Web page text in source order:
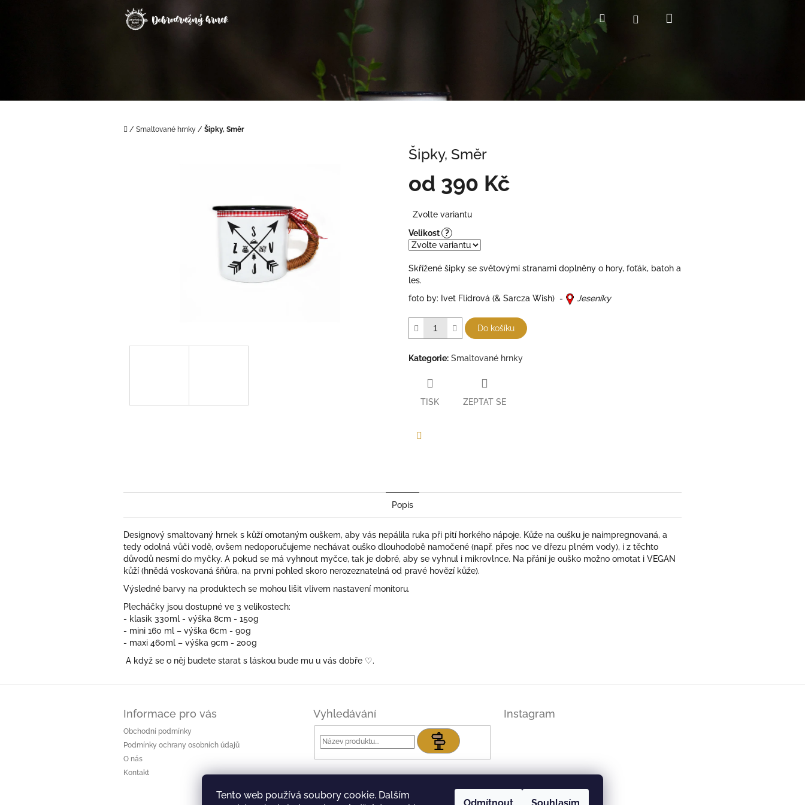
Tento web používá soubory cookie. Dalším
HledatPřihlášení
Domů
/ Smaltované hrnky / Šipky, Směr
Šipky, Směr
od 390 Kč
cena:
Zvolte variantu
Velikost ?
Skřížené šipky se světovými stranami doplněny o hory, foťák, batoh a
les.
foto by: Ivet Flídrová (& Sarcza Wish) -
Jeseníky
Do košíku
Kategorie: Smaltované hrnky
TISK ZEPTAT SE
Popis
Designový smaltovaný hrnek s kůží omotaným ouškem, aby vás nepálila ruka při pití horkého nápoje. Kůže na oušku je naimpregnovaná, a
tedy odolná vůči vodě, ovšem nedoporučujeme nechávat ouško dlouhodobě namočené (např. přes noc ve dřezu plném vody), i z těchto
důvodů nesmí do myčky. A pokud se má vyhnout myčce, tak je dobré, aby se vyhnul i mikrovlnce. Na přání je ouško možno omotat i VEGAN
kůží (hnědá voskovaná šňůra, na první pohled skoro nerozeznatelná od pravé hovězí kůže).
Výsledné barvy na produktech se mohou lišit vlivem nastavení monitoru.
Plecháčky jsou dostupné ve 3 velikostech:
- klasik 330ml - výška 8cm - 150g
- mini 160 ml – výška 6cm - 90g
- maxi 460ml – výška 9cm - 200g
A když se o něj budete starat s láskou bude mu u vás dobře ♡.
Informace pro vás
Obchodní podmínky
Podmínky ochrany osobních údajů
O nás
Kontakt
Vyhledávání
Hledat
Instagram